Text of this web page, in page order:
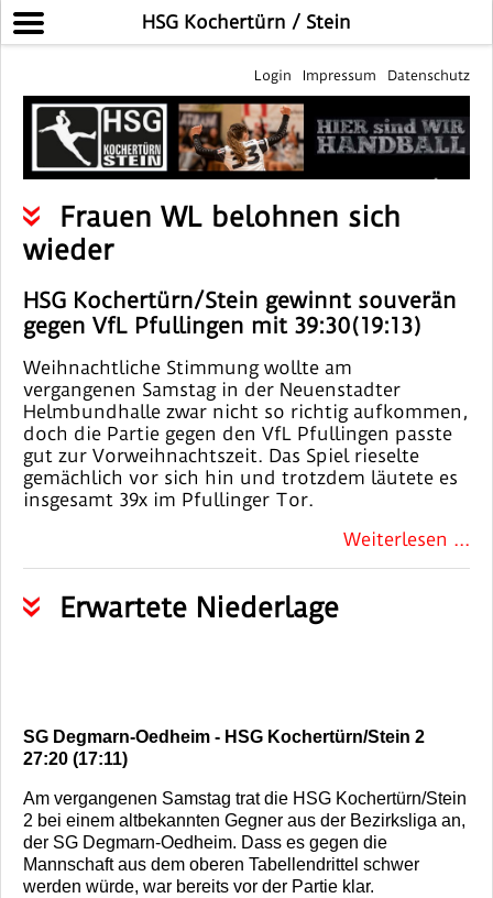
HSG Kochertürn / Stein
Login Impressum Datenschutz
Frauen WL belohnen sich
wieder
HSG Kochertürn/Stein gewinnt souverän
gegen VfL Pfullingen mit 39:30(19:13)
Weihnachtliche Stimmung wollte am
vergangenen Samstag in der Neuenstadter
Helmbundhalle zwar nicht so richtig aufkommen,
doch die Partie gegen den VfL Pfullingen passte
gut zur Vorweihnachtszeit. Das Spiel rieselte
gemächlich vor sich hin und trotzdem läutete es
insgesamt 39x im Pfullinger Tor.
Weiterlesen ...
Erwartete Niederlage
SG Degmarn-Oedheim - HSG Kochertürn/Stein 2
27:20 (17:11)
Am vergangenen Samstag trat die HSG Kochertürn/Stein
2 bei einem altbekannten Gegner aus der Bezirksliga an,
der SG Degmarn-Oedheim. Dass es gegen die
Mannschaft aus dem oberen Tabellendrittel schwer
werden würde, war bereits vor der Partie klar.